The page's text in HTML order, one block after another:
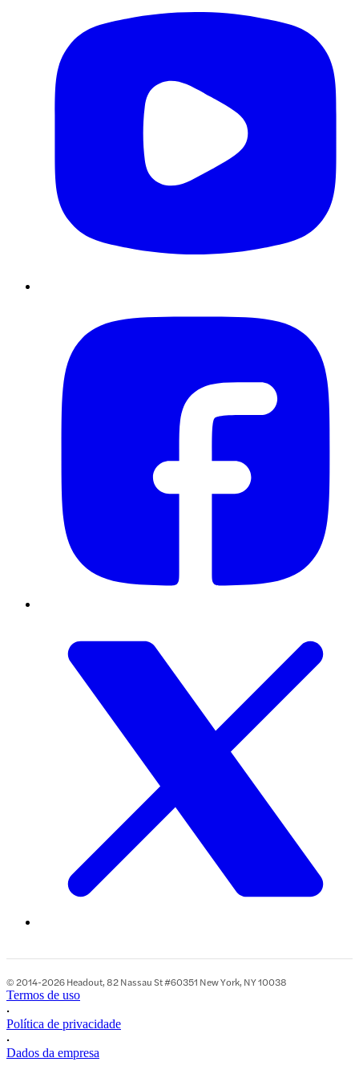
© 2014-2026 Headout, 82 Nassau St #60351 New York, NY 10038
Termos de uso
•
Política de privacidade
•
Dados da empresa